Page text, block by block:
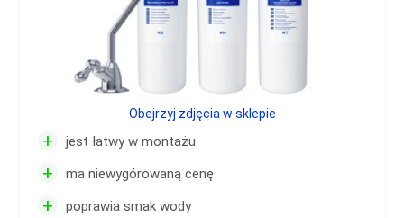
+ jest łatwy w montażu
+ ma niewygórowaną cenę
+ poprawia smak wody
Obejrzyj zdjęcia w sklepie